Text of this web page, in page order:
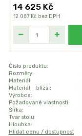
14 625 Kč
12 087 Kč bez DPH
Číslo produktu:
Rozměry:
Materiál:
Materiál - bližší:
Výrobce:
Požadované vlastnosti:
Šířka:
Tvar stolu:
Hloubka:
Hlídat cenu / dostupnost